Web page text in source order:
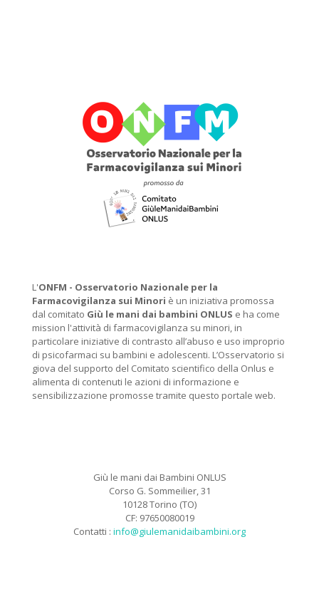
L'ONFM - Osservatorio Nazionale per la
Farmacovigilanza sui Minori è un iniziativa promossa
dal comitato Giù le mani dai bambini ONLUS e ha come
mission l'attività di farmacovigilanza su minori, in
particolare iniziative di contrasto all’abuso e uso improprio
di psicofarmaci su bambini e adolescenti. L’Osservatorio si
giova del supporto del Comitato scientifico della Onlus e
alimenta di contenuti le azioni di informazione e
sensibilizzazione promosse tramite questo portale web.
Giù le mani dai Bambini ONLUS
Corso G. Sommeilier, 31
10128 Torino (TO)
CF: 97650080019
Contatti : info@giulemanidaibambini.org